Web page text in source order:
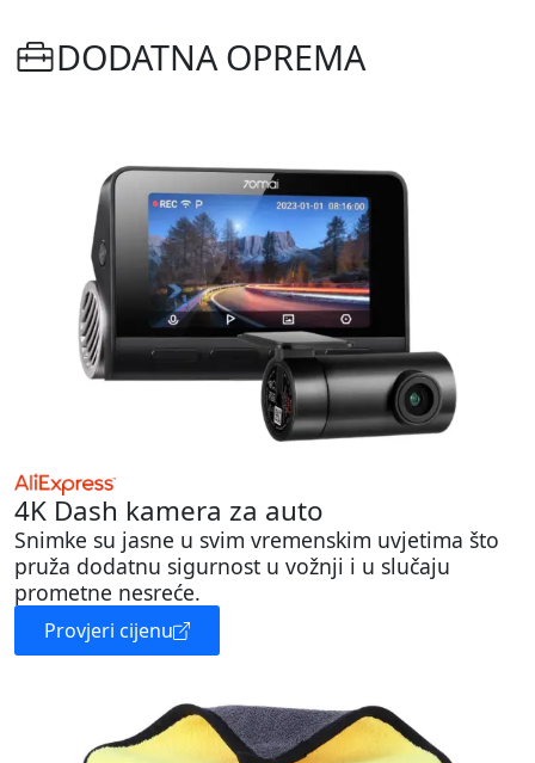
DODATNA OPREMA
4K Dash kamera za auto
Snimke su jasne u svim vremenskim uvjetima što
pruža dodatnu sigurnost u vožnji i u slučaju
prometne nesreće.
Provjeri cijenu